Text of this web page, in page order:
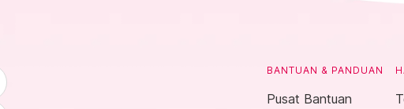
BANTUAN & PANDUAN
Pusat Bantuan